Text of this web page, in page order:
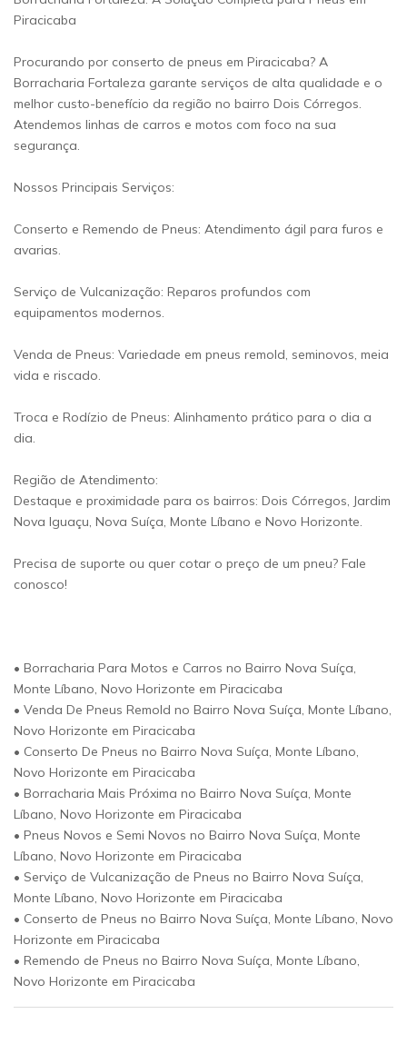
Piracicaba
Procurando por conserto de pneus em Piracicaba? A
Borracharia Fortaleza garante serviços de alta qualidade e o
melhor custo-benefício da região no bairro Dois Córregos.
Atendemos linhas de carros e motos com foco na sua
segurança.
Nossos Principais Serviços:
Conserto e Remendo de Pneus: Atendimento ágil para furos e
avarias.
Serviço de Vulcanização: Reparos profundos com
equipamentos modernos.
Venda de Pneus: Variedade em pneus remold, seminovos, meia
vida e riscado.
Troca e Rodízio de Pneus: Alinhamento prático para o dia a
dia.
Região de Atendimento:
Destaque e proximidade para os bairros: Dois Córregos, Jardim
Nova Iguaçu, Nova Suíça, Monte Líbano e Novo Horizonte.
Precisa de suporte ou quer cotar o preço de um pneu? Fale
conosco!
• Borracharia Para Motos e Carros no Bairro Nova Suíça,
Monte Líbano, Novo Horizonte em Piracicaba
• Venda De Pneus Remold no Bairro Nova Suíça, Monte Líbano,
Novo Horizonte em Piracicaba
• Conserto De Pneus no Bairro Nova Suíça, Monte Líbano,
Novo Horizonte em Piracicaba
• Borracharia Mais Próxima no Bairro Nova Suíça, Monte
Líbano, Novo Horizonte em Piracicaba
• Pneus Novos e Semi Novos no Bairro Nova Suíça, Monte
Líbano, Novo Horizonte em Piracicaba
• Serviço de Vulcanização de Pneus no Bairro Nova Suíça,
Monte Líbano, Novo Horizonte em Piracicaba
• Conserto de Pneus no Bairro Nova Suíça, Monte Líbano, Novo
Horizonte em Piracicaba
• Remendo de Pneus no Bairro Nova Suíça, Monte Líbano,
Novo Horizonte em Piracicaba